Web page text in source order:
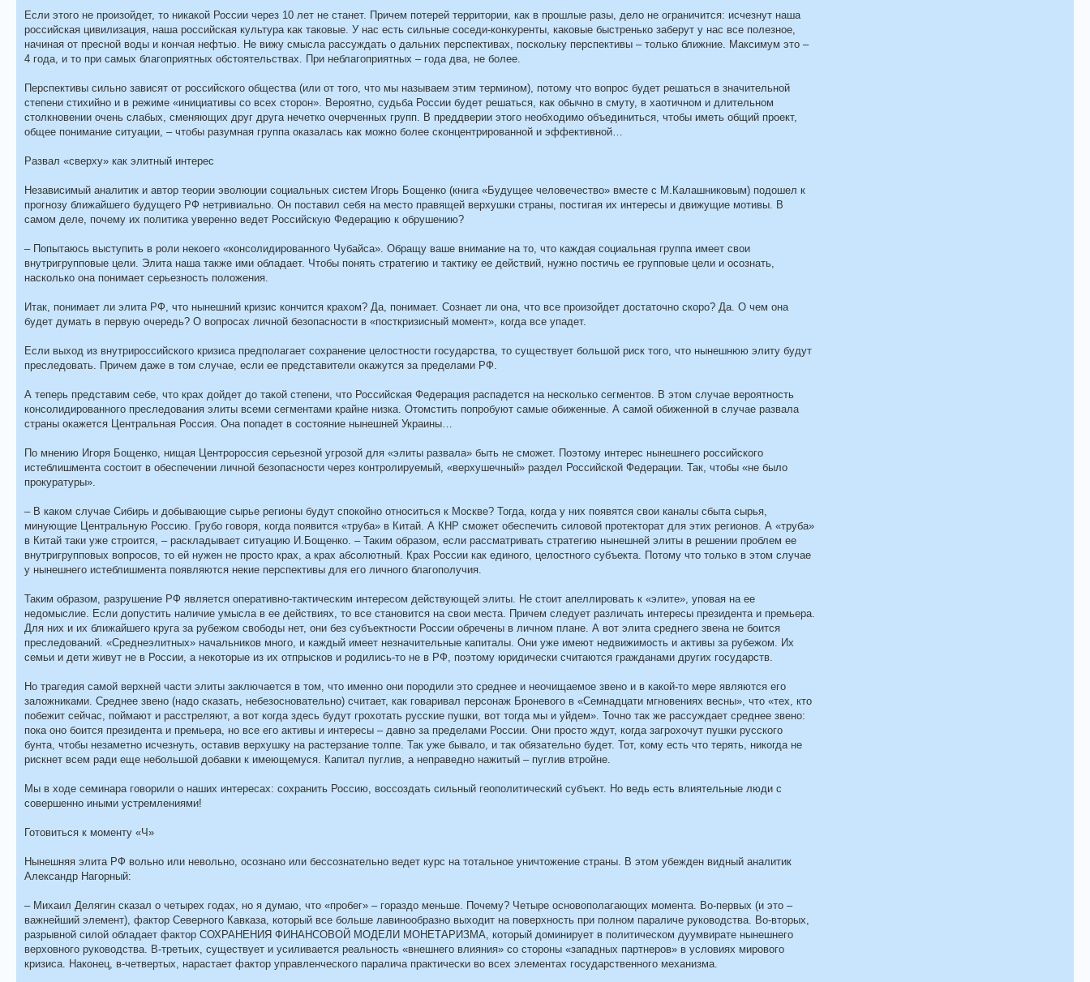
Если этого не произойдет, то никакой России через 10 лет не станет. Причем потерей территории, как в прошлые разы, дело не ограничится: исчезнут наша
российская цивилизация, наша российская культура как таковые. У нас есть сильные соседи-конкуренты, каковые быстренько заберут у нас все полезное,
начиная от пресной воды и кончая нефтью. Не вижу смысла рассуждать о дальних перспективах, поскольку перспективы – только ближние. Максимум это –
4 года, и то при самых благоприятных обстоятельствах. При неблагоприятных – года два, не более.
Перспективы сильно зависят от российского общества (или от того, что мы называем этим термином), потому что вопрос будет решаться в значительной
степени стихийно и в режиме «инициативы со всех сторон». Вероятно, судьба России будет решаться, как обычно в смуту, в хаотичном и длительном
столкновении очень слабых, сменяющих друг друга нечетко очерченных групп. В преддверии этого необходимо объединиться, чтобы иметь общий проект,
общее понимание ситуации, – чтобы разумная группа оказалась как можно более сконцентрированной и эффективной…
Развал «сверху» как элитный интерес
Независимый аналитик и автор теории эволюции социальных систем Игорь Бощенко (книга «Будущее человечество» вместе с М.Калашниковым) подошел к
прогнозу ближайшего будущего РФ нетривиально. Он поставил себя на место правящей верхушки страны, постигая их интересы и движущие мотивы. В
самом деле, почему их политика уверенно ведет Российскую Федерацию к обрушению?
– Попытаюсь выступить в роли некоего «консолидированного Чубайса». Обращу ваше внимание на то, что каждая социальная группа имеет свои
внутригрупповые цели. Элита наша также ими обладает. Чтобы понять стратегию и тактику ее действий, нужно постичь ее групповые цели и осознать,
насколько она понимает серьезность положения.
Итак, понимает ли элита РФ, что нынешний кризис кончится крахом? Да, понимает. Сознает ли она, что все произойдет достаточно скоро? Да. О чем она
будет думать в первую очередь? О вопросах личной безопасности в «посткризисный момент», когда все упадет.
Если выход из внутрироссийского кризиса предполагает сохранение целостности государства, то существует большой риск того, что нынешнюю элиту будут
преследовать. Причем даже в том случае, если ее представители окажутся за пределами РФ.
А теперь представим себе, что крах дойдет до такой степени, что Российская Федерация распадется на несколько сегментов. В этом случае вероятность
консолидированного преследования элиты всеми сегментами крайне низка. Отомстить попробуют самые обиженные. А самой обиженной в случае развала
страны окажется Центральная Россия. Она попадет в состояние нынешней Украины…
По мнению Игоря Бощенко, нищая Центророссия серьезной угрозой для «элиты развала» быть не сможет. Поэтому интерес нынешнего российского
истеблишмента состоит в обеспечении личной безопасности через контролируемый, «верхушечный» раздел Российской Федерации. Так, чтобы «не было
прокуратуры».
– В каком случае Сибирь и добывающие сырье регионы будут спокойно относиться к Москве? Тогда, когда у них появятся свои каналы сбыта сырья,
минующие Центральную Россию. Грубо говоря, когда появится «труба» в Китай. А КНР сможет обеспечить силовой протекторат для этих регионов. А «труба»
в Китай таки уже строится, – раскладывает ситуацию И.Бощенко. – Таким образом, если рассматривать стратегию нынешней элиты в решении проблем ее
внутригрупповых вопросов, то ей нужен не просто крах, а крах абсолютный. Крах России как единого, целостного субъекта. Потому что только в этом случае
у нынешнего истеблишмента появляются некие перспективы для его личного благополучия.
Таким образом, разрушение РФ является оперативно-тактическим интересом действующей элиты. Не стоит апеллировать к «элите», уповая на ее
недомыслие. Если допустить наличие умысла в ее действиях, то все становится на свои места. Причем следует различать интересы президента и премьера.
Для них и их ближайшего круга за рубежом свободы нет, они без субъектности России обречены в личном плане. А вот элита среднего звена не боится
преследований. «Среднеэлитных» начальников много, и каждый имеет незначительные капиталы. Они уже имеют недвижимость и активы за рубежом. Их
семьи и дети живут не в России, а некоторые из их отпрысков и родились-то не в РФ, поэтому юридически считаются гражданами других государств.
Но трагедия самой верхней части элиты заключается в том, что именно они породили это среднее и неочищаемое звено и в какой-то мере являются его
заложниками. Среднее звено (надо сказать, небезосновательно) считает, как говаривал персонаж Броневого в «Семнадцати мгновениях весны», что «тех, кто
побежит сейчас, поймают и расстреляют, а вот когда здесь будут грохотать русские пушки, вот тогда мы и уйдем». Точно так же рассуждает среднее звено:
пока оно боится президента и премьера, но все его активы и интересы – давно за пределами России. Они просто ждут, когда загрохочут пушки русского
бунта, чтобы незаметно исчезнуть, оставив верхушку на растерзание толпе. Так уже бывало, и так обязательно будет. Тот, кому есть что терять, никогда не
рискнет всем ради еще небольшой добавки к имеющемуся. Капитал пуглив, а неправедно нажитый – пуглив втройне.
Мы в ходе семинара говорили о наших интересах: сохранить Россию, воссоздать сильный геополитический субъект. Но ведь есть влиятельные люди с
совершенно иными устремлениями!
Готовиться к моменту «Ч»
Нынешняя элита РФ вольно или невольно, осознано или бессознательно ведет курс на тотальное уничтожение страны. В этом убежден видный аналитик
Александр Нагорный:
– Михаил Делягин сказал о четырех годах, но я думаю, что «пробег» – гораздо меньше. Почему? Четыре основополагающих момента. Во-первых (и это –
важнейший элемент), фактор Северного Кавказа, который все больше лавинообразно выходит на поверхность при полном параличе руководства. Во-вторых,
разрывной силой обладает фактор СОХРАНЕНИЯ ФИНАНСОВОЙ МОДЕЛИ МОНЕТАРИЗМА, который доминирует в политическом дуумвирате нынешнего
верховного руководства. В-третьих, существует и усиливается реальность «внешнего влияния» со стороны «западных партнеров» в условиях мирового
кризиса. Наконец, в-четвертых, нарастает фактор управленческого паралича практически во всех элементах государственного механизма.